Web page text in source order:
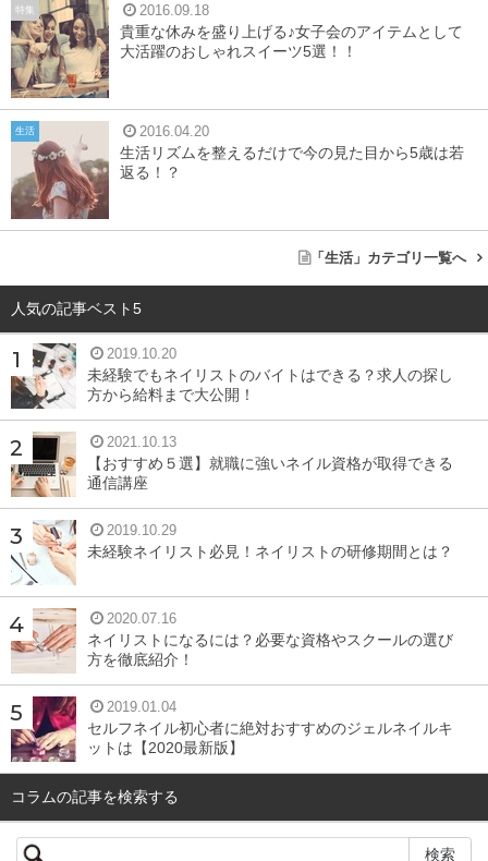
トイレ・キッチン・お風呂などの水まわり
イに使っているつもりでも、便座の裏や床は汚れがたまり
がち。使用頻度で違いはあるもののキッチンも水垢や油汚
れ、排水口のぬめりなど、汚れが溜まりやすい場所です。
お風呂や洗面所もほぼ毎日使う場所なので、まめに掃除し
ないとすぐにカビが発生してしまいますよね。汚れが溜ま
りやすい分、きちんと掃除すると清潔感があり気持ちがい
いものです。
照明・換気扇など高いところにあるもの
電気がついているとわかりづらいですが、照明も意外とホ
コリが溜まっています。床の掃除はしっかりしていても、
照明や高い棚の上は忘れがち。 普段から忙しいとなおさら
ですよね。
また、きちんと自炊をしているのならキッチンの換気扇も
汚れているはずです。3ヶ月や半年に1度くらい掃除してい
特集 2016.09.18
貴重な休みを盛り上げる♪女子会のアイテムとして
大活躍のおしゃれスイーツ5選！！
生活 2016.04.20
生活リズムを整えるだけで今の見た目から5歳は若
返る！？
「生活」カテゴリ一覧へ
人気の記事ベスト5
2019.10.20
未経験でもネイリストのバイトはできる？求人の探し
方から給料まで大公開！
2021.10.13
【おすすめ５選】就職に強いネイル資格が取得できる
通信講座
2019.10.29
未経験ネイリスト必見！ネイリストの研修期間とは？
2020.07.16
ネイリストになるには？必要な資格やスクールの選び
方を徹底紹介！
2019.01.04
セルフネイル初心者に絶対おすすめのジェルネイルキ
ットは【2020最新版】
コラムの記事を検索する